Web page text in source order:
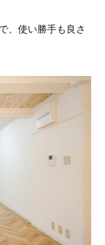
、使い勝手も良さ